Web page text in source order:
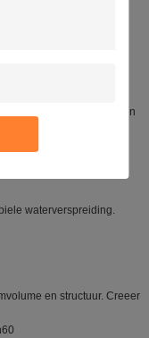
Houd vlotte textuur.
Vergroot cakegrootte en
DMG
waterverspreiding.
en structuur. Creeer